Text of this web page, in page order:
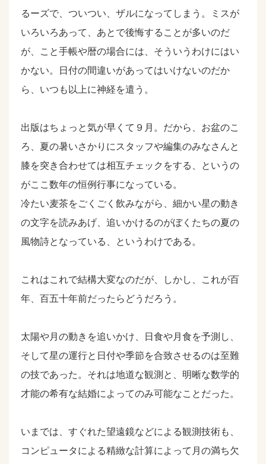
るーズで、ついつい、ザルになってしまう。ミスが
いろいろあって、あとで後悔することが多いのだ
が、こと手帳や暦の場合には、そういうわけにはい
かない。日付の間違いがあってはいけないのだか
ら、いつも以上に神経を遣う。
出版はちょっと気が早くて９月。だから、お盆のこ
ろ、夏の暑いさかりにスタッフや編集のみなさんと
膝を突き合わせては相互チェックをする、というの
がここ数年の恒例行事になっている。
冷たい麦茶をごくごく飲みながら、細かい星の動き
の文字を読みあげ、追いかけるのがぼくたちの夏の
風物詩となっている、というわけである。
これはこれで結構大変なのだが、しかし、これが百
年、百五十年前だったらどうだろう。
太陽や月の動きを追いかけ、日食や月食を予測し、
そして星の運行と日付や季節を合致させるのは至難
の技であった。それは地道な観測と、明晰な数学的
才能の希有な結婚によってのみ可能なことだった。
いまでは、すぐれた望遠鏡などによる観測技術も、
コンピュータによる精緻な計算によって月の満ち欠